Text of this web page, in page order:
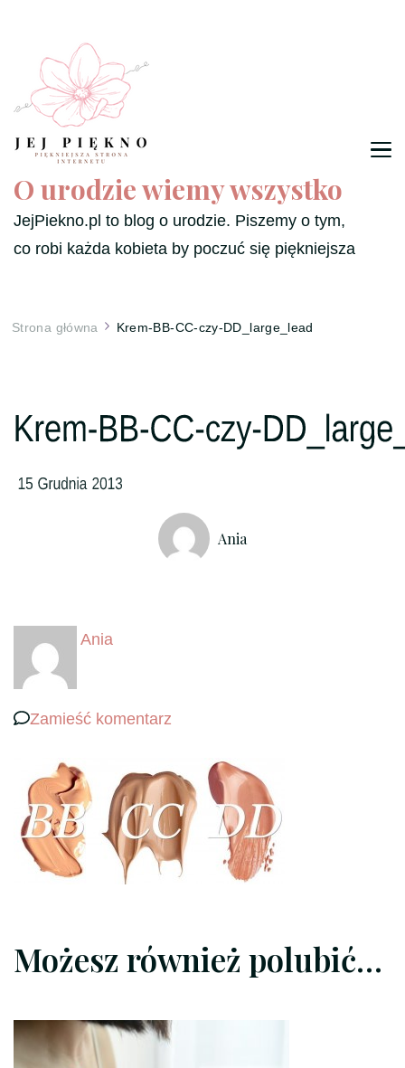
O urodzie wiemy wszystko
JejPiekno.pl to blog o urodzie. Piszemy o tym,
co robi każda kobieta by poczuć się piękniejsza
Strona główna Krem-BB-CC-czy-DD_large_lead
Ania
Ania
Zamieść komentarz
Krem-
BB-
CC-
czy-
DD_large_lead
Możesz również polubić…